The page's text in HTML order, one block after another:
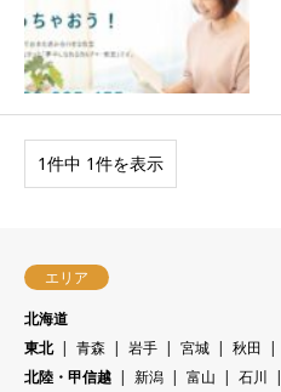
1件中 1件を表示
エリア
北海道
東北
青森 岩手 宮城 秋田
北陸・甲信越
新潟 富山 石川